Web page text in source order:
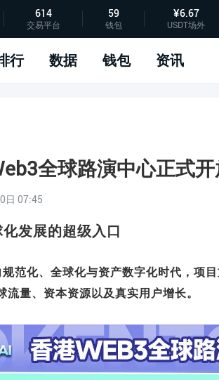
614
交易平台
59
钱包
¥6.67
USDT场外
行 数据 钱包 资讯
全球路演中心正式
日 07:45
发展的超级入口
范化、全球化与资产数字化时代，项
量、资本资源以及真实用户增长。